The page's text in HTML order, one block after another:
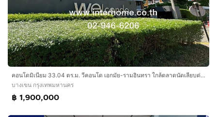
คอนโดมิเนียม 33.04 ตร.ม. วีคอนโด เอกมัย-รามอินทรา ใกล้ตลาดนัดเลียบด่วน ถนนประดิซฐ์มนูธรรม ถนนรามอินทรา เขตบางเขน กรุงเทพมหานคร
บางเขน กรุงเทพมหานคร
฿ 1,900,000